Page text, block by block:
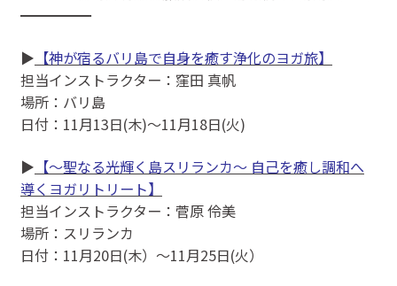
━━━━━
▶ 【神が宿るバリ島で自身を癒す浄化のヨガ旅】
担当インストラクター：窪田 真帆
場所：バリ島
日付：11月13日(木)～11月18日(火)
▶ 【〜聖なる光輝く島スリランカ〜 自己を癒し調和へ
導くヨガリトリート】
担当インストラクター：菅原 伶美
場所：スリランカ
日付：11月20日(木）～11月25日(火）